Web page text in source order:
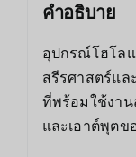
คำอธิบาย
อุปกรณ์โฮโล
สรีรศาสตร์แ
ที่พร้อมใช้งา
และเอาต์พุตข